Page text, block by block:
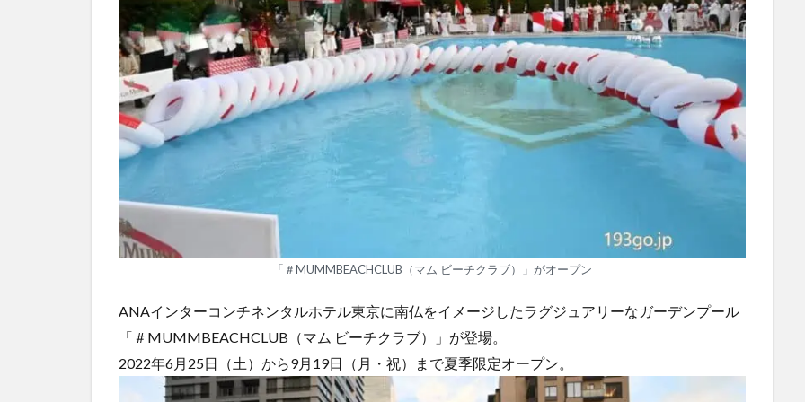
「＃MUMMBEACHCLUB（マム ビーチクラブ）」がオープン
ANAインターコンチネンタルホテル東京に南仏をイメージしたラグジュアリーなガーデンプール
「＃MUMMBEACHCLUB（マム ビーチクラブ）」が登場。
2022年6月25日（土）から9月19日（月・祝）まで夏季限定オープン。